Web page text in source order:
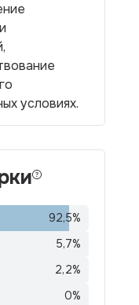
условиях.
92,5%
5,7%
2,2%
0%